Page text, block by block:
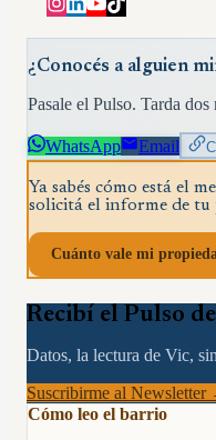
¿Conocés a alguien
Pasale el Pulso. Tarda
WhatsApp Email
Ya sabés cómo está el
solicitá el informe de tu
Cuánto vale mi
Recibí el Pulso
Datos, la lectura de Vic,
Suscribirme al Newsletter
Cómo leo el barrio